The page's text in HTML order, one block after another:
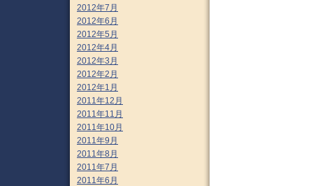
2012年7月
2012年6月
2012年5月
2012年4月
2012年3月
2012年2月
2012年1月
2011年12月
2011年11月
2011年10月
2011年9月
2011年8月
2011年7月
2011年6月